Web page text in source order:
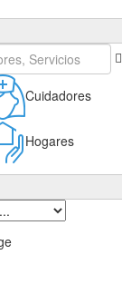
Cuidadores
Hogares